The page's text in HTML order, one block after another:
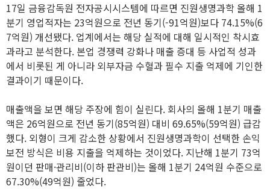
17일 금융감독원 전자공시시스템에 따르면 진원생명과학 올해 1
분기 영업적자는 23억원으로 전년 동기(-91억원)보다 74.15%(6
7억원) 개선됐다. 업계에서는 해당 실적에 대해 일시적인 착시효
과라고 분석한다. 본업 경쟁력 강화나 매출 증대 등 사업적 성과
에서 비롯된 게 아니라 외부자금 수혈과 필수 지출 억제에 기인한
결과이기 때문이다.
매출액을 보면 해당 주장에 힘이 실린다. 회사의 올해 1분기 매출
액은 26억원으로 전년 동기(85억원) 대비 69.65%(59억원) 급감
했다. 외형이 크게 감소한 상황에서 진원생명과학이 선택한 손익
보전 방식은 비용 지출을 억제하는 것이었다. 지난해 1분기 73억
원이던 판매·관리비(이하 판관비)는 올해 1분기 24억원 수준으로
67.30%(49억원) 줄었다.